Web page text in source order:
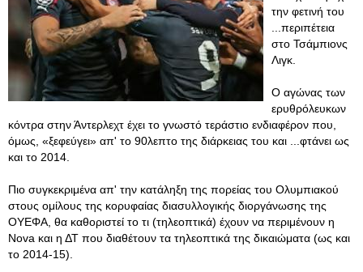
την φετινή του
...περιπέτεια
στο Τσάμπιονς
Λιγκ.
Ο αγώνας των
ερυθρόλευκων
κόντρα στην Άντερλεχτ έχει το γνωστό τεράστιο ενδιαφέρον που,
όμως, «ξεφεύγει» απ' το 90λεπτο της διάρκειας του και ...φτάνει ως
και το 2014.
Πιο συγκεκριμένα απ' την κατάληξη της πορείας του Ολυμπιακού
στους ομίλους της κορυφαίας διασυλλογικής διοργάνωσης της
ΟΥΕΦΑ, θα καθοριστεί το τι (τηλεοπτικά) έχουν να περιμένουν η
Nova και η ΔΤ που διαθέτουν τα τηλεοπτικά της δικαιώματα (ως και
το 2014-15).